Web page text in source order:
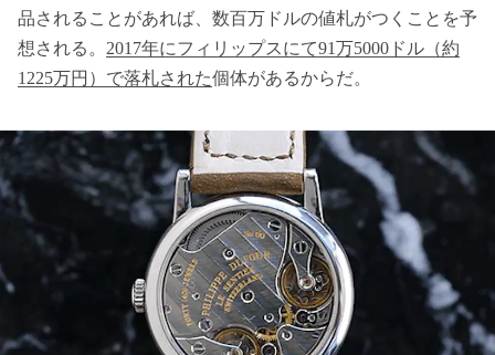
品されることがあれば、数百万ドルの値札がつくことを予
想される。 2017年にフィリップスにて91万5000ドル（約
1225万円）で落札された個体があるからだ。